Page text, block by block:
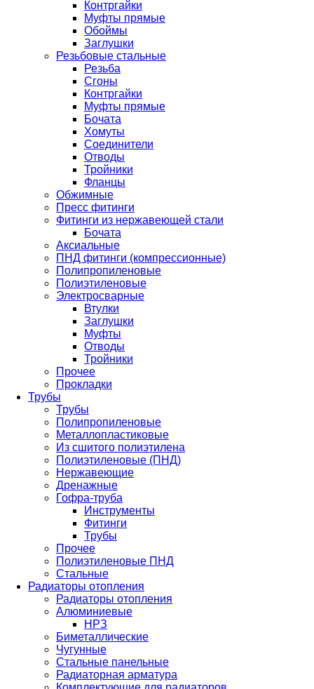
Контргайки
Муфты прямые
Обоймы
Заглушки
Резьбовые стальные
Резьба
Сгоны
Контргайки
Муфты прямые
Бочата
Хомуты
Соединители
Отводы
Тройники
Фланцы
Обжимные
Пресс фитинги
Фитинги из нержавеющей стали
Бочата
Аксиальные
ПНД фитинги (компрессионные)
Полипропиленовые
Полиэтиленовые
Электросварные
Втулки
Заглушки
Муфты
Отводы
Тройники
Прочее
Прокладки
Трубы
Трубы
Полипропиленовые
Металлопластиковые
Из сшитого полиэтилена
Полиэтиленовые (ПНД)
Нержавеющие
Дренажные
Гофра-труба
Инструменты
Фитинги
Трубы
Прочее
Полиэтиленовые ПНД
Стальные
Радиаторы отопления
Радиаторы отопления
Алюминиевые
НРЗ
Биметаллические
Чугунные
Стальные панельные
Радиаторная арматура